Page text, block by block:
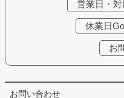
お問い合わせ
営業日・
休業日
お